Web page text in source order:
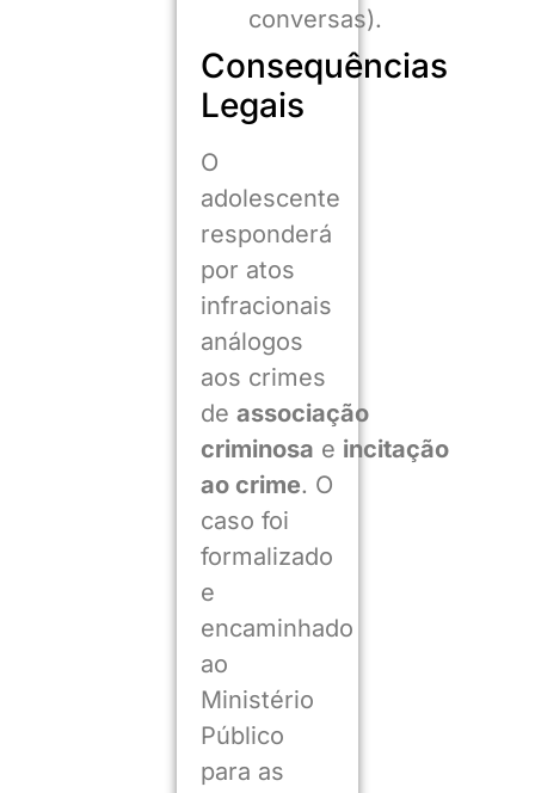
conversas).
Consequências
Legais
O
adolescente
responderá
por atos
infracionais
análogos
aos crimes
de associação
criminosa e incitação
ao crime. O
caso foi
formalizado
e
encaminhado
ao
Ministério
Público
para as